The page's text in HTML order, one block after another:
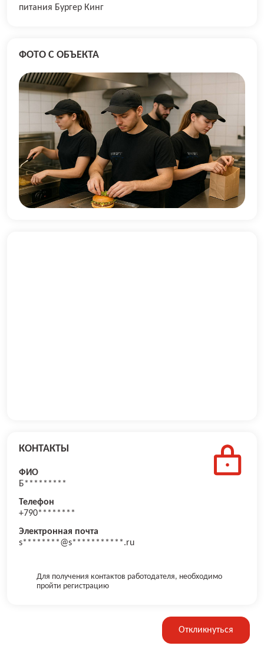
питания Бургер Кинг
ФОТО С ОБЪЕКТА
КОНТАКТЫ
ФИО
Б*********
Телефон
+790********
Электронная почта
s********@s***********.ru
Для получения контактов работодателя, необходимо
пройти регистрацию
Откликнуться